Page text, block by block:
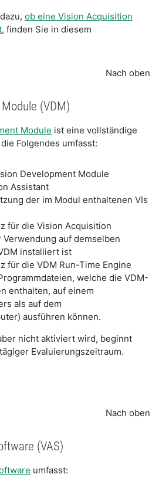
ob eine Vision Acquisition
, finden Sie in diesem
Nach oben
(VDM)
Module ist eine vollständige
Folgendes umfasst:
Development Module
Assistant
der im Modul enthaltenen VIs
für die Vision Acquisition
Verwendung auf demselben
installiert ist
für die VDM Run-Time Engine
welche die VDM-
enthalten, auf einem
als auf dem
ausführen können.
nicht aktiviert wird, beginnt
Evaluierungszeitraum.
Nach oben
(VAS)
umfasst: